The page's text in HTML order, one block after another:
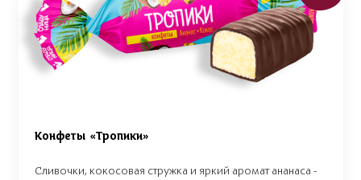
Конфеты «Тропики»
Сливочки, кокосовая стружка и яркий аромат ананаса -